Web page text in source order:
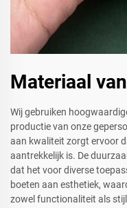
Materiaal
Wij gebruiken
productie van onze
aan kwaliteit zorgt ervoor
aantrekkelijk is. De
dat het voor diverse
boeten aan esthetiek,
zowel functionaliteit als